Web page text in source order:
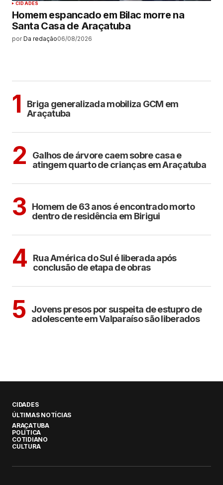
CIDADES
Homem espancado em Bilac morre na
Santa Casa de Araçatuba
por Da redação06/08/2026
1
Briga generalizada mobiliza GCM em
Araçatuba
2
Galhos de árvore caem sobre casa e
atingem quarto de crianças em Araçatuba
3 Homem de 63 anos é encontrado morto
dentro de residência em Birigui
4
Rua América do Sul é liberada após
conclusão de etapa de obras
5 Jovens presos por suspeita de estupro de
adolescente em Valparaíso são liberados
CIDADES
ÚLTIMAS NOTÍCIAS
ARAÇATUBA
POLÍTICA
COTIDIANO
CULTURA